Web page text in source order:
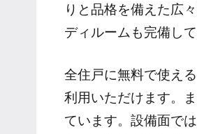
りと品格を備えた広
ディルームも完備して
全住戸に無料で使え
利用いただけます。
ています。設備面で